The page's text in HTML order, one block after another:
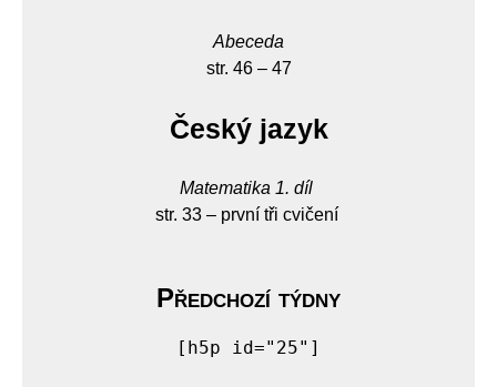
Abeceda
str. 46 – 47
Český jazyk
Matematika 1. díl
str. 33 – první tři cvičení
Předchozí týdny
[h5p id="25"]